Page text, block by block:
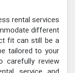
rental services
different
fit can still be a
tailored to your
carefully review